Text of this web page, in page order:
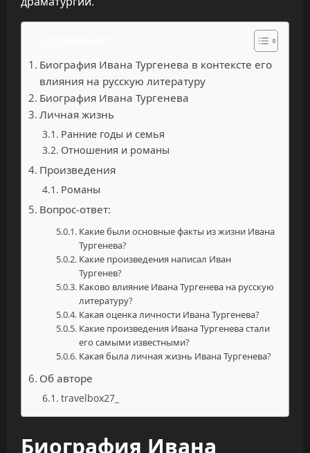
Биография Ивана Тургенева в контексте его
влияния на русскую литературу
Биография Ивана Тургенева
Личная жизнь
Ранние годы и семья
Отношения и романы
Произведения
Романы
Вопрос-ответ:
Какие были основные факты из жизни Ивана
Тургенева?
Какие произведения написал Иван
Тургенев?
Каково влияние Ивана Тургенева на русскую
литературу?
Какая оценка личности Ивана Тургенева?
Какие произведения Ивана Тургенева стали
его самыми известными?
Какая была личная жизнь Ивана Тургенева?
Об авторе
travelbox27_
Биография Ивана